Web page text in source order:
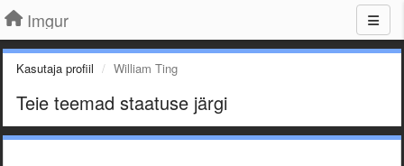
Imgur
Kasutaja profiil William Ting
Teie teemad staatuse järgi